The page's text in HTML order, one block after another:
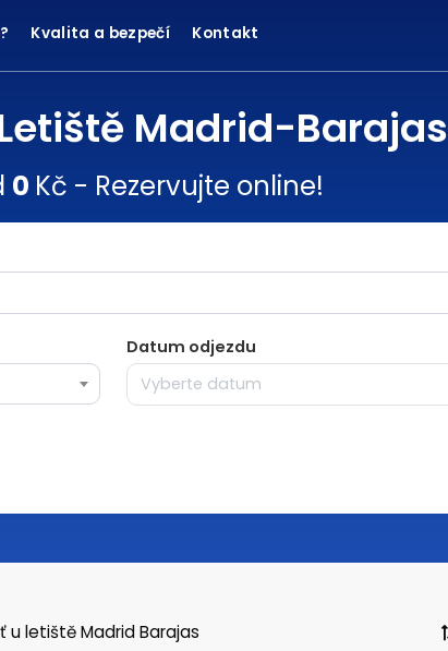
Kvalita a bezpečí Kontakt
Madrid-Barajas
0 Kč - Rezervujte online!
Datum odjezdu
u letiště Madrid Barajas